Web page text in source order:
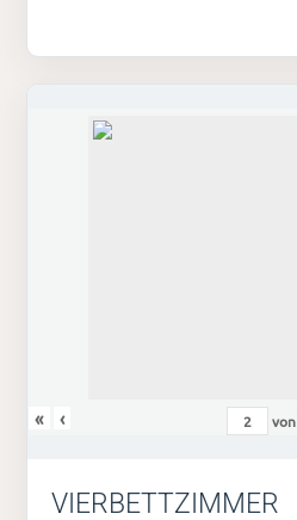
« ‹ von
VIERBETTZIMMER